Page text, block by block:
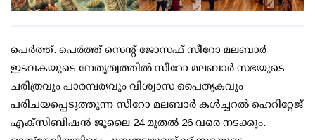
പെർത്ത്: പെർത്ത് സെന്റ് ജോസഫ് സീറോ മലബാർ
ഇടവകയുടെ നേതൃത്വത്തിൽ സീറോ മലബാർ സഭയുടെ
ചരിത്രവും പാരമ്പര്യവും വിശ്വാസ പൈതൃകവും
പരിചയപ്പെടുത്തുന്ന സീറോ മലബാർ കൾച്ചറൽ ഹെറിറ്റേജ്
എക്സിബിഷൻ ജൂലൈ 24 മുതൽ 26 വരെ നടക്കും.